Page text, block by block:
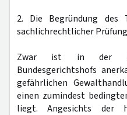
2. Die Begründung des
sachlichrechtlicher
Zwar ist in der
Bundesgerichtshofs
gefährlichen
einen zumindest
liegt. Angesichts der